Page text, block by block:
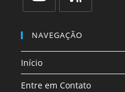
uma
aba
uma
aba
em
uma
nova
aba
em
uma
aba
NAVEGAÇÃO
Início
Entre em Contato